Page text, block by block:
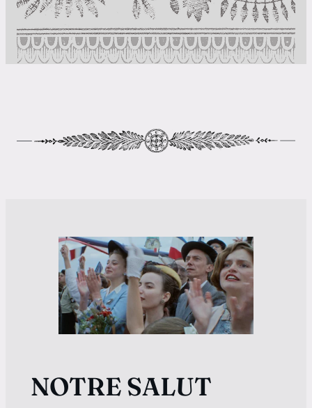
NOTRE SALUT